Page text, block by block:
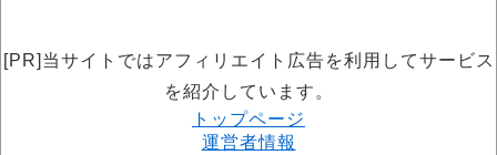
[PR]当サイトではアフィリエイト広告を利用してサービス
を紹介しています。
トップページ
運営者情報